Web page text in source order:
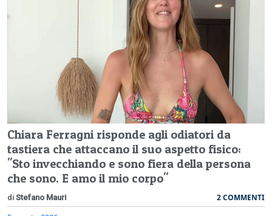
Chiara Ferragni risponde agli odiatori da
tastiera che attaccano il suo aspetto fisico:
"Sto invecchiando e sono fiera della persona
che sono. E amo il mio corpo"
di Stefano Mauri 2 COMMENTI